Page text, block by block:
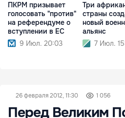
ПКРМ призывает
голосовать "против"
на референдуме о
вступлении в ЕС
9 Июл. 20:03
Три
страны
новый
альянс
7 Июл.
26 февраля 2012, 11:30 1 056
Перед Великим